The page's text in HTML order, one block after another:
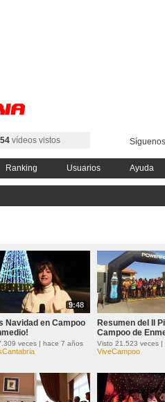
vídeos vistos
Ranking Usuarios Ayuda
9:48
Navidad en Campoo
veces | hace 7 años
Resumen del II
Campoo de
Visto 21.523 veces
ViveCampoo